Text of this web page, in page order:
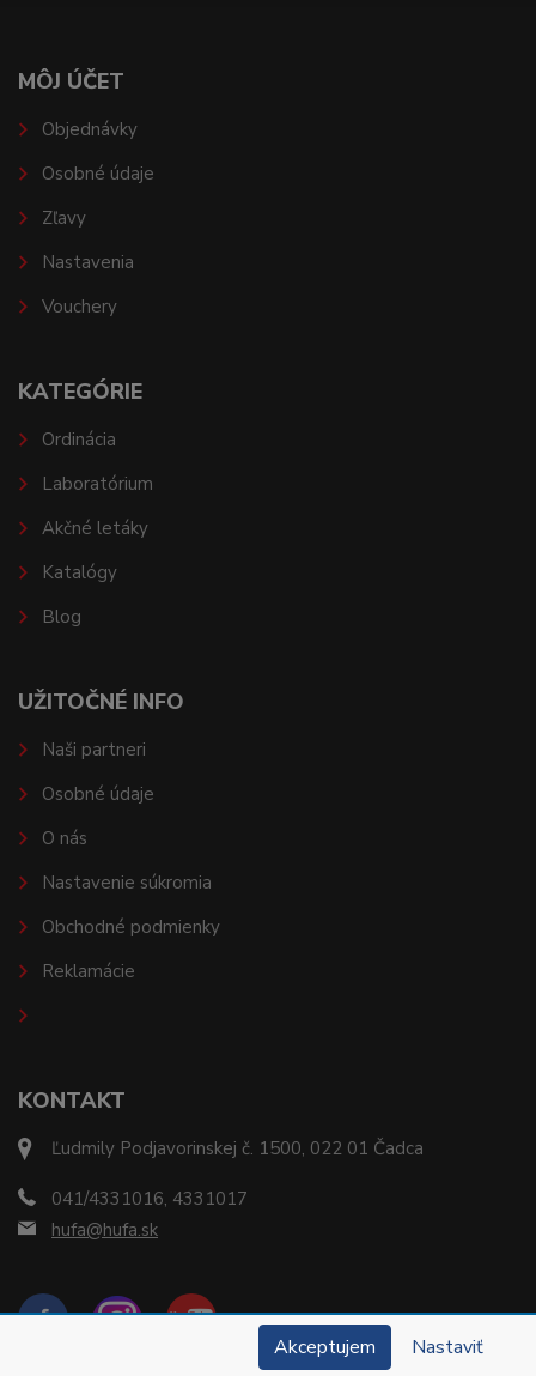
KONTAKT
Ľudmily Podjavorinskej č. 1500, 022 01 Čadca
041/4331016, 4331017
hufa@hufa.sk
MÔJ ÚČET
Objednávky
Osobné údaje
Zľavy
Nastavenia
Vouchery
KATEGÓRIE
Ordinácia
Laboratórium
Akčné letáky
Katalógy
Blog
UŽITOČNÉ INFO
Naši partneri
Osobné údaje
O nás
Nastavenie súkromia
Obchodné podmienky
Reklamácie
Akceptujem Nastaviť